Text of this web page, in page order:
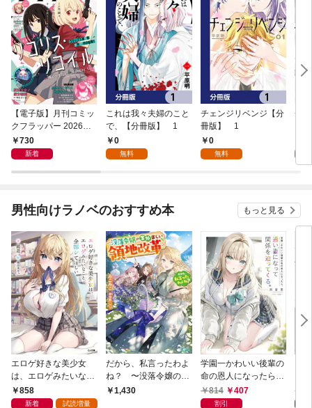
【電子版】月刊コミッ
クフラッパー 2026年9
月号730
新着
これは我々夫婦のこと
で、【分冊版】 1
0
無料
チェンジリベンジ【分
冊版】 1
0
無料
チ
男性向けラノベのおすすめ本 もっと見る
エロゲ好きな美少女
は、エロゲみたいなこ
と全部シてほしい【電
子ＳＳ特典付き】
858
新着 試読増量
だから、私言ったわよ
ね？ 〜没落令嬢の案
外楽しい領地改革〜
1,430
学園一かわいい後輩の
命の恩人になったら、
通い妻になって関係を
迫ってくる。
814 407
割引